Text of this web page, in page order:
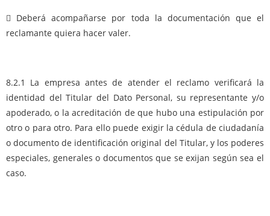
 Deberá acompañarse por toda la documentación que el
reclamante quiera hacer valer.
8.2.1 La empresa antes de atender el reclamo verificará la
identidad del Titular del Dato Personal, su representante y/o
apoderado, o la acreditación de que hubo una estipulación por
otro o para otro. Para ello puede exigir la cédula de ciudadanía
o documento de identificación original del Titular, y los poderes
especiales, generales o documentos que se exijan según sea el
caso.